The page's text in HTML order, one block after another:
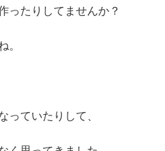
ったりしてませんか？
。
っていたりして、